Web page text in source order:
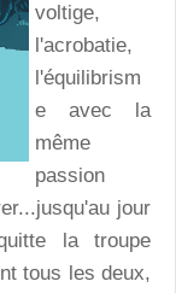
voltige,
l'acrobatie,
l'équilibrism
e avec la
même
passion
jour
la troupe
tous les deux,